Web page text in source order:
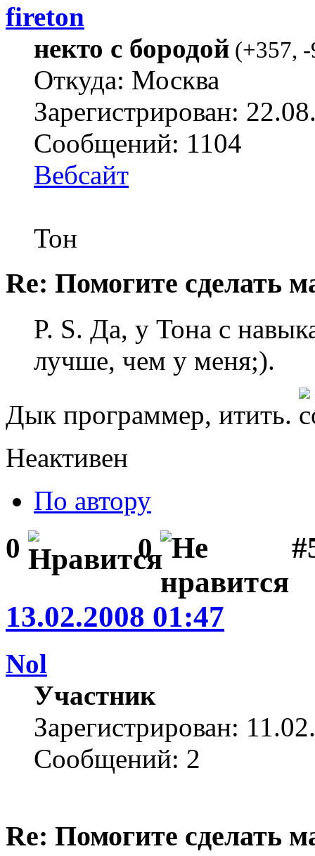
fireton
некто с бородой (+357,
Откуда: Москва
Зарегистрирован:
Сообщений: 1104
Вебсайт
Тон
Re: Помогите сделать
P. S. Да, у Тона с
лучше, чем у меня;).
Дык программер, итить.
Неактивен
По автору
0 0
13.02.2008 01:47
Nol
Участник
Зарегистрирован:
Сообщений: 2
Re: Помогите сделать